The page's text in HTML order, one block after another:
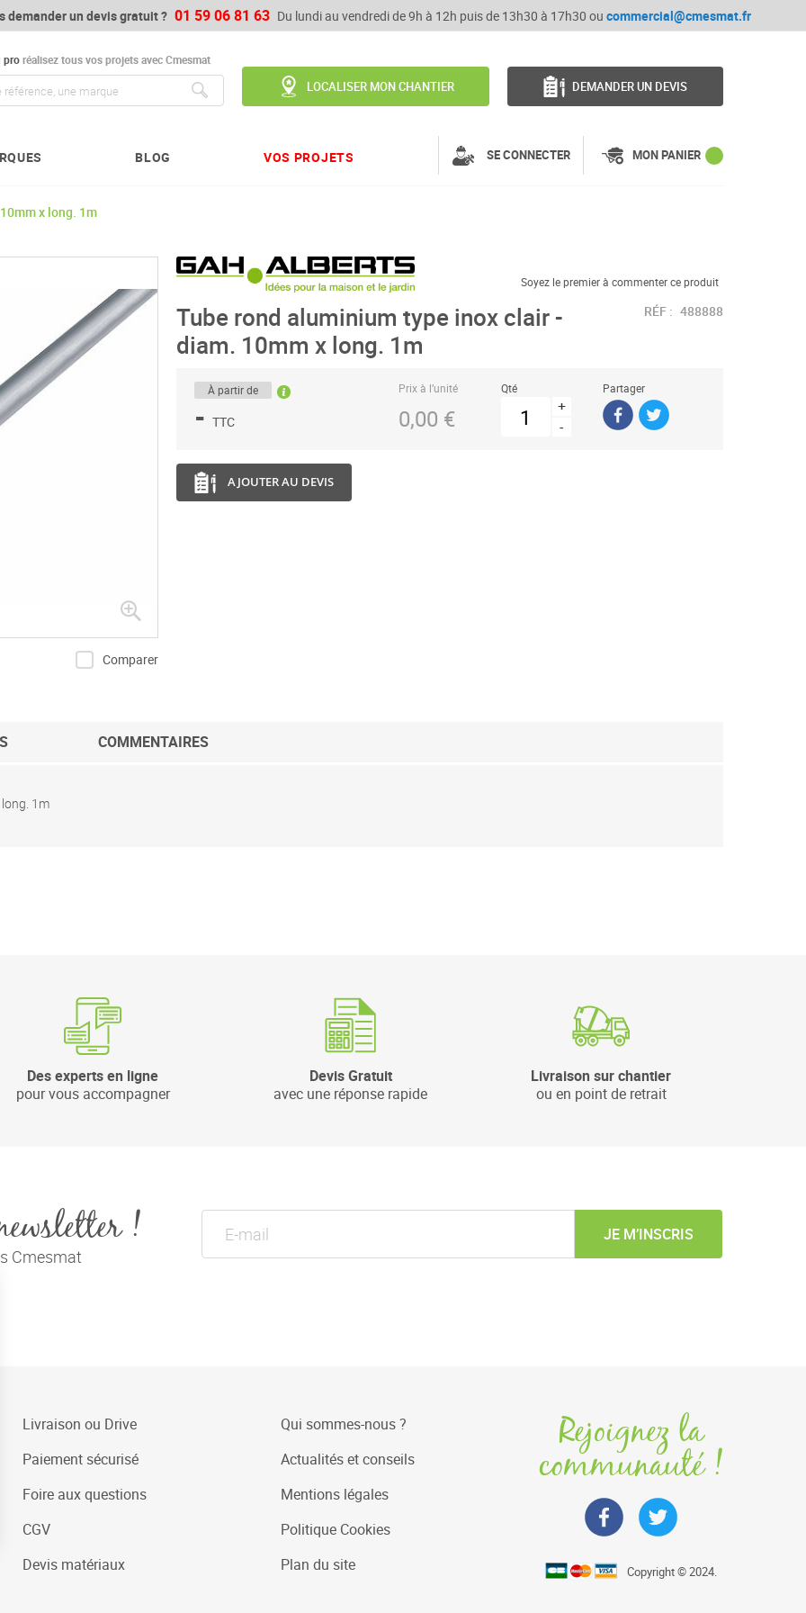
demander un devis gratuit ? 01 59 06 81 63 Du lundi au vendredi de 9h à 12h puis de 13h30 à 17h30 ou commercial@cmesmat.fr
proréalisez tous vos projets avec Cmesmat
LOCALISER MON CHANTIER DEMANDER UN DEVIS
BLOG VOS PROJETS SE CONNECTER MON PANIER
x long. 1m
Comparer
Soyez le premier à commenter ce produit
Tube rond aluminium type inox clair -
diam. 10mm x long. 1m
RÉF : 488888
À partir de
- TTC
Prix à l’unité
0,00 €
Qté
+
-
Partager
AJOUTER AU DEVIS
1m
COMMENTAIRES
Des experts en ligne
pour vous accompagner
Devis Gratuit
avec une réponse rapide
Livraison sur chantier
ou en point de retrait
!
Cmesmat
JE M’INSCRIS
Livraison ou Drive
Paiement sécurisé
Foire aux questions
CGV
Devis matériaux
Qui sommes-nous ?
Actualités et conseils
Mentions légales
Politique Cookies
Plan du site
Rejoignez la
communauté !
Copyright © 2024.